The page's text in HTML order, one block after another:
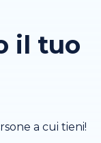
il tuo
a cui tieni!